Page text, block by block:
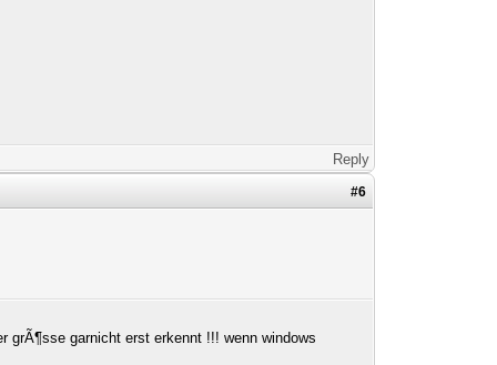
Reply
#6
garnicht erst erkennt !!! wenn windows